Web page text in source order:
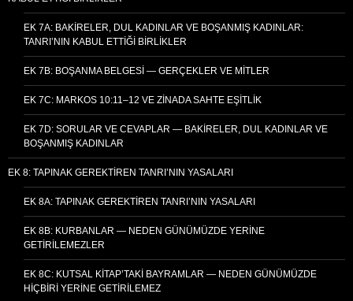
EK 7A: BAKIRELER, DUL KADINLAR VE BOŞANMIŞ KADINLAR:
TANRI’NIN KABUL ETTIĞI BIRLIKLER
EK 7B: BOŞANMA BELGESI — GERÇEKLER VE MITLER
EK 7C: MARKOS 10:11–12 VE ZINADA SAHTE EŞITLIK
EK 7D: SORULAR VE CEVAPLAR — BAKIRELER, DUL KADINLAR VE
BOŞANMIŞ KADINLAR
EK 8: TAPINAK GEREKTIREN TANRI’NIN YASALARI
EK 8A: TAPINAK GEREKTIREN TANRI’NIN YASALARI
EK 8B: KURBANLAR — NEDEN GÜNÜMÜZDE YERINE
GETIRILEMEZLER
EK 8C: KUTSAL KITAP’TAKI BAYRAMLAR — NEDEN GÜNÜMÜZDE
HIÇBIRI YERINE GETIRILEMEZ